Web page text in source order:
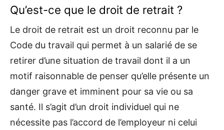
Qu’est-ce que le droit de retrait ?
Le droit de retrait est un droit reconnu par le
Code du travail qui permet à un salarié de se
retirer d’une situation de travail dont il a un
motif raisonnable de penser qu’elle présente un
danger grave et imminent pour sa vie ou sa
santé. Il s’agit d’un droit individuel qui ne
nécessite pas l’accord de l’employeur ni celui